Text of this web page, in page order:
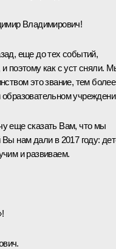
Владимирович!
еще до тех событий,
поэтому как с уст сняли.
это звание, тем более
еще сказать Вам, что мы
нам дали в 2017 году:
и развиваем.